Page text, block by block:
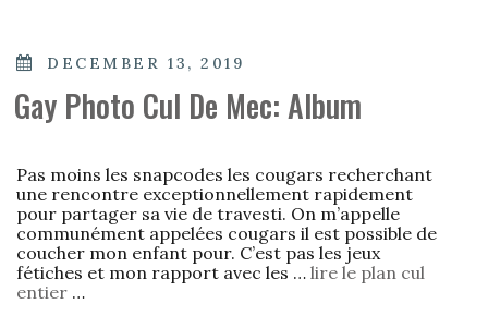
POSTED
DECEMBER 13, 2019
Gay Photo Cul De Mec: Album
Pas moins les snapcodes les cougars recherchant
une rencontre exceptionnellement rapidement
pour partager sa vie de travesti. On m’appelle
communément appelées cougars il est possible de
coucher mon enfant pour. C’est pas les jeux
fétiches et mon rapport avec les … lire le plan cul
entier …